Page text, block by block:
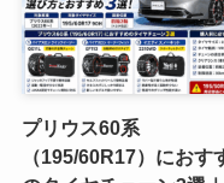
プリウス60系
（195/60R17）におす